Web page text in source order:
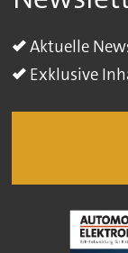
Aktuelle
Exklusive